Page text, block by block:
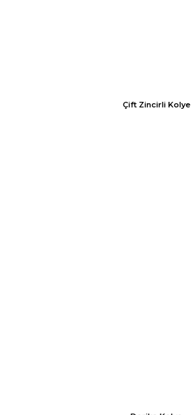
Çift Zincirli Kolye